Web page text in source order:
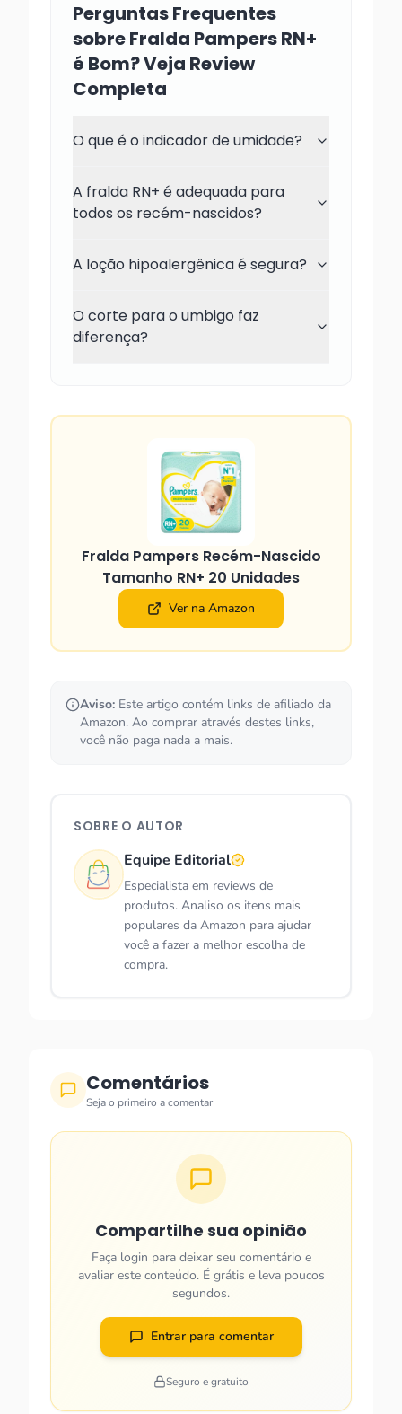
Perguntas Frequentes
sobre Fralda Pampers RN+
é Bom? Veja Review
Completa
O que é o indicador de umidade?
A fralda RN+ é adequada para
todos os recém-nascidos?
A loção hipoalergênica é segura?
O corte para o umbigo faz
diferença?
Fralda Pampers Recém-Nascido
Tamanho RN+ 20 Unidades
Ver na Amazon
Aviso: Este artigo contém links de afiliado da
Amazon. Ao comprar através destes links,
você não paga nada a mais.
SOBRE O AUTOR
Equipe Editorial
Especialista em reviews de
produtos. Analiso os itens mais
populares da Amazon para ajudar
você a fazer a melhor escolha de
compra.
Comentários
Seja o primeiro a comentar
Compartilhe sua opinião
Faça login para deixar seu comentário e
avaliar este conteúdo. É grátis e leva poucos
segundos.
Entrar para comentar
Seguro e gratuito